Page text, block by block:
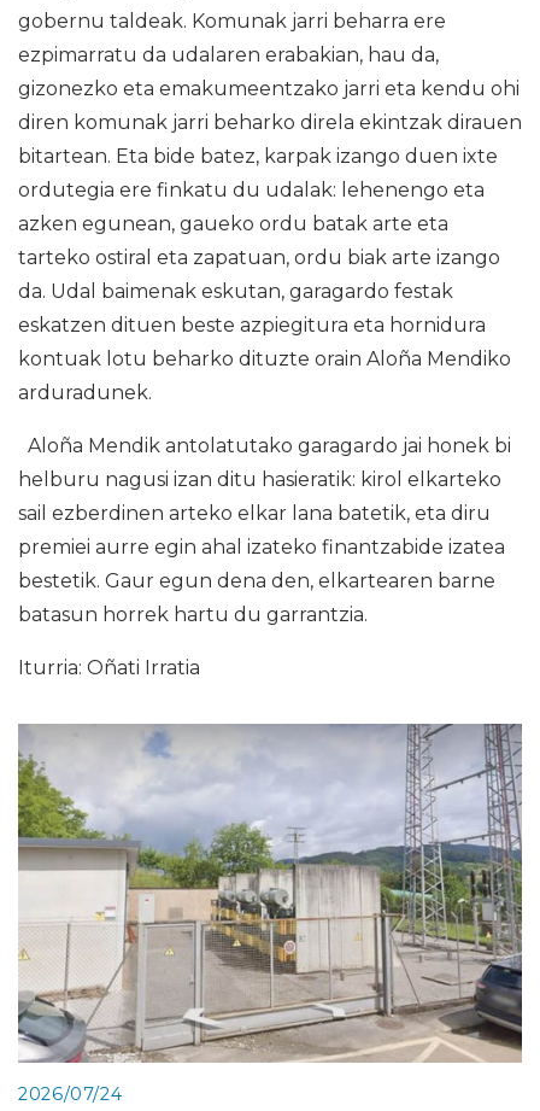
gobernu taldeak. Komunak jarri beharra ere
ezpimarratu da udalaren erabakian, hau da,
gizonezko eta emakumeentzako jarri eta kendu ohi
diren komunak jarri beharko direla ekintzak dirauen
bitartean. Eta bide batez, karpak izango duen ixte
ordutegia ere finkatu du udalak: lehenengo eta
azken egunean, gaueko ordu batak arte eta
tarteko ostiral eta zapatuan, ordu biak arte izango
da. Udal baimenak eskutan, garagardo festak
eskatzen dituen beste azpiegitura eta hornidura
kontuak lotu beharko dituzte orain Aloña Mendiko
arduradunek.
Aloña Mendik antolatutako garagardo jai honek bi
helburu nagusi izan ditu hasieratik: kirol elkarteko
sail ezberdinen arteko elkar lana batetik, eta diru
premiei aurre egin ahal izateko finantzabide izatea
bestetik. Gaur egun dena den, elkartearen barne
batasun horrek hartu du garrantzia.
Iturria: Oñati Irratia
2026/07/24